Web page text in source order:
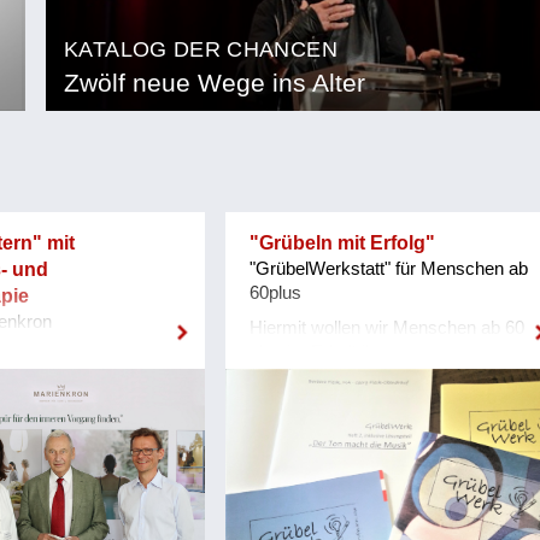
KATALOG DER CHANCEN
Zwölf neue Wege ins Alter
mit
und
Ulrike Göschl, und
Huber (Mitte),
Gunther Farnleitner
Kurhaus
wen richtet sich
Unsere Initiative
die sich –
"Grübeln mit Erfolg"
"GrübelWerkstatt" für Menschen ab
60plus
Hiermit wollen wir Menschen ab 60
Gedächtnisleistung und der
Stärkung der Alltagskompetenz
unterstützen. Wir setzten Impulse
um auch im Alter aktiv und
beweglich zu bleiben und ermutigen
zum Austausch mit anderen
Generationen. *… Wer reicht ein?*